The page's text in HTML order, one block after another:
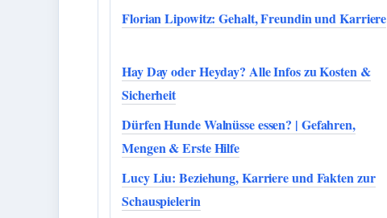
Florian Lipowitz: Gehalt, Freundin und Karriere
Hay Day oder Heyday? Alle Infos zu Kosten &
Sicherheit
Dürfen Hunde Walnüsse essen? | Gefahren,
Mengen & Erste Hilfe
Lucy Liu: Beziehung, Karriere und Fakten zur
Schauspielerin